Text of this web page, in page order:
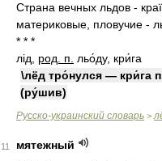
Страна вечных льдов -
материковые, пловучие -
* * *
лід, род. п.
льо́ду, кри́га
\лёд тро́нулся — кри́га
(ру́шив)
Русско-украинский словарь >
11
мятежный